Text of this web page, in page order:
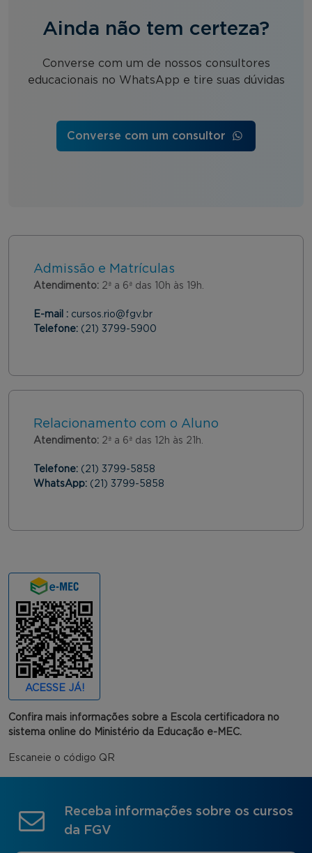
Ainda não tem certeza?
Converse com um de nossos consultores
educacionais no WhatsApp e tire suas dúvidas
Converse com um consultor
Admissão e Matrículas
Atendimento: 2ª a 6ª das 10h às 19h.
E-mail : cursos.rio@fgv.br
Telefone: (21) 3799-5900
Relacionamento com o Aluno
Atendimento: 2ª a 6ª das 12h às 21h.
Telefone: (21) 3799-5858
WhatsApp: (21) 3799-5858
ACESSE JÁ!
Confira mais informações sobre a Escola certificadora no
sistema online do Ministério da Educação e-MEC.
Escaneie o código QR
Receba informações sobre os cursos
da FGV